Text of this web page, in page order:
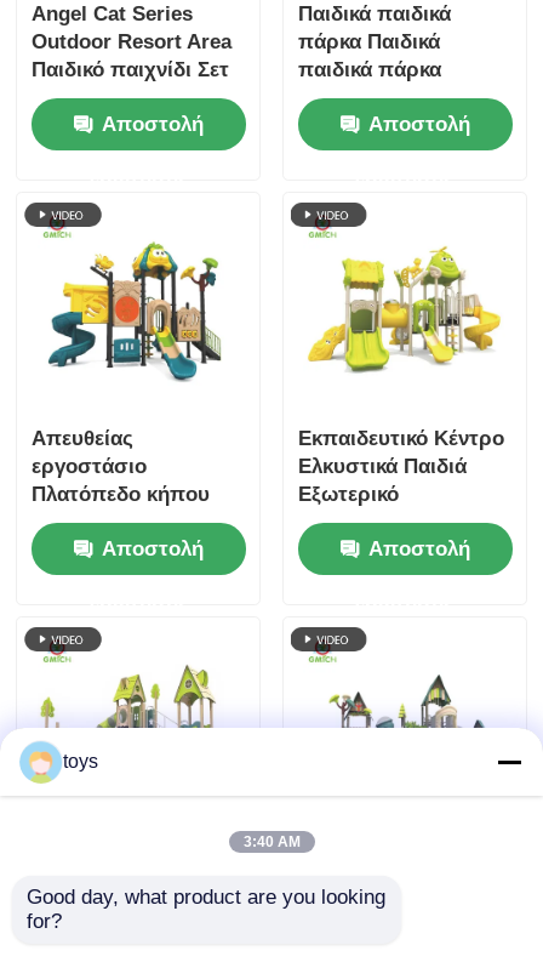
Angel Cat Series
Outdoor Resort Area
Παιδικό παιχνίδι Σετ
παιχνιδιών Υπαίθρια
παιδική χαρά Παιδικά
παιχνίδια Παιχνίδια
Διαφάνειες προς
πώληση
Αποστολή
Παιδικά παιδικά
πάρκα Παιδικά
παιδικά πάρκα
Παιδικά παιδικά
πάρκα Παιδικά πάρκα
Παιδικά πάρκα
Παιδικά πάρκα
Παιδικά πάρκα
Παιδικά πάρκα
Αποστολή
Απευθείας
εργοστάσιο
Πλατόπεδο κήπου
Εξωτερικό εξοπλισμό
παιχνιδιού
Διασκέδασης
Συγκροτήματα
διαφάνειας
Αποστολή
Εκπαιδευτικό Κέντρο
Ελκυστικά Παιδιά
Εξωτερικό
Πλατόπεδο Σλάιντ
Σετ Παιχνιδιών
Παιχνιδιακό Σπίτι
Παιχνιδιών
Αποστολή
σχεδιασμοί παιδικών
παιδικών χώρων
χαρά Εξωτερικό
toys
3:40 AM
Good day, what product are you looking
for?